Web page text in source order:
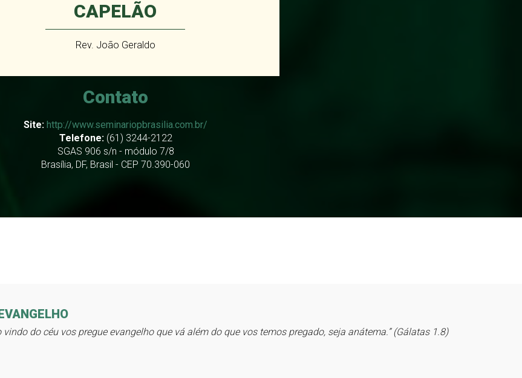
CAPELÃO
Rev. João Geraldo
Contato
Site: http://www.seminariopbrasilia.com.br/
Telefone:(61) 3244-2122
SGAS 906 s/n - módulo 7/8
Brasília, DF, Brasil - CEP 70.390-060
do céu vos pregue evangelho que vá além do que vos temos pregado, seja anátema.” (Gálatas 1.8)